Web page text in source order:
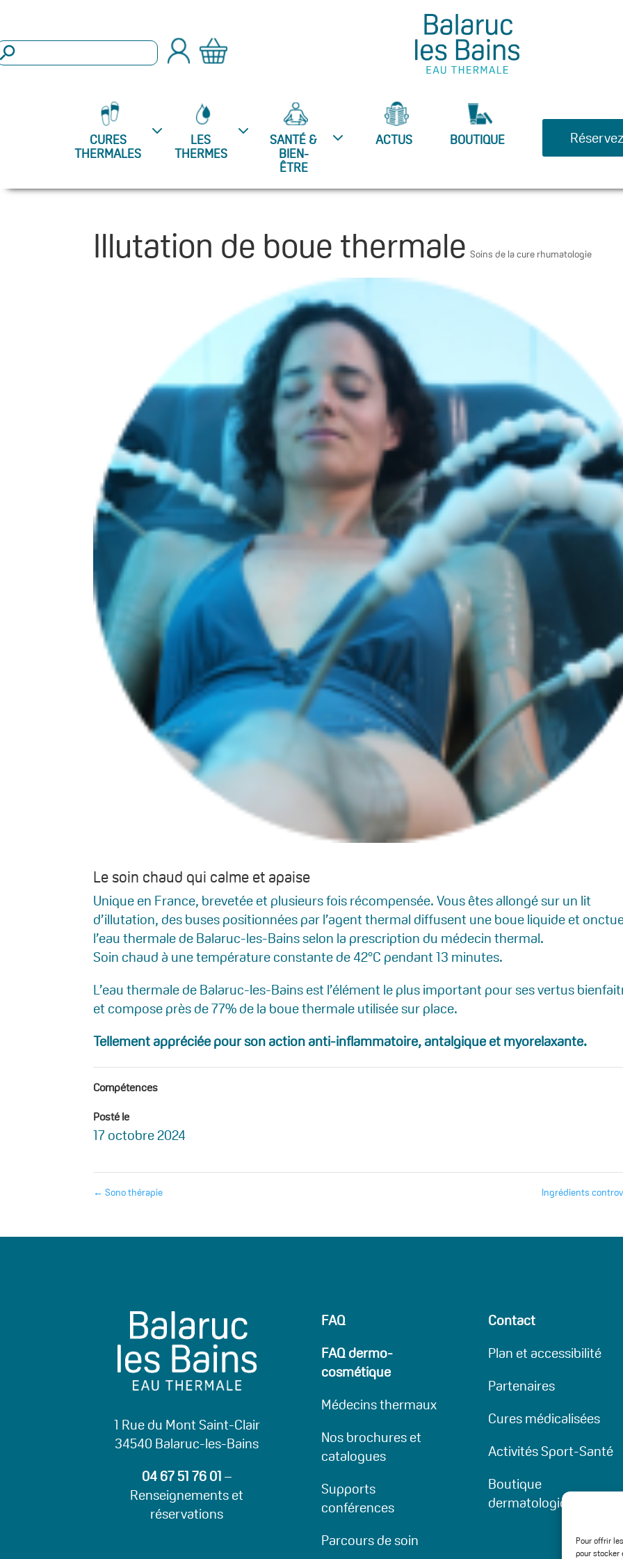
Pour offrir
pour stocker
Button
CURES
THERMALES
LES
THERMES
SANTÉ &
BIEN-
ÊTRE
ACTUS BOUTIQUE
Illutation de boue thermale Soins de la cure rhumatologie
Le soin chaud qui calme et apaise
Unique en France, brevetée et plusieurs fois récompensée. Vous êtes allongé sur un lit
d’illutation, des buses positionnées par l’agent thermal diffusent une boue liquide et
l’eau thermale de Balaruc-les-Bains selon la prescription du médecin thermal.
Soin chaud à une température constante de 42°C pendant 13 minutes.
L’eau thermale de Balaruc-les-Bains est l’élément le plus important pour ses vertus
et compose près de 77% de la boue thermale utilisée sur place.
Tellement appréciée pour son action anti-inflammatoire, antalgique et myorelaxante.
Compétences
Posté le
17 octobre 2024
← Sono thérapie Ingrédients
1 Rue du Mont Saint-Clair
34540 Balaruc-les-Bains
04 67 51 76 01 –
Renseignements et
réservations
FAQ
FAQ dermo-
cosmétique
Médecins thermaux
Nos brochures et
catalogues
Supports
conférences
Parcours de soin
Contact
Plan et accessibilité
Partenaires
Cures médicalisées
Activités Sport-Santé
Boutique
dermatologique